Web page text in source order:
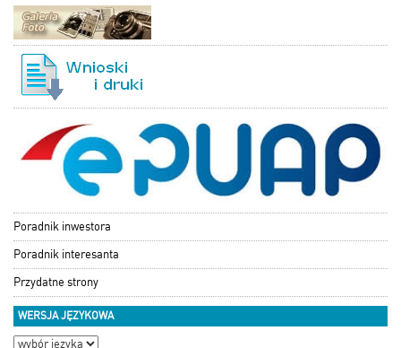
Poradnik inwestora
Poradnik interesanta
Przydatne strony
WERSJA JĘZYKOWA